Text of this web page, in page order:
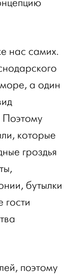
нас самих.
а один
Поэтому
которые
гроздья
бутылки
поэтому